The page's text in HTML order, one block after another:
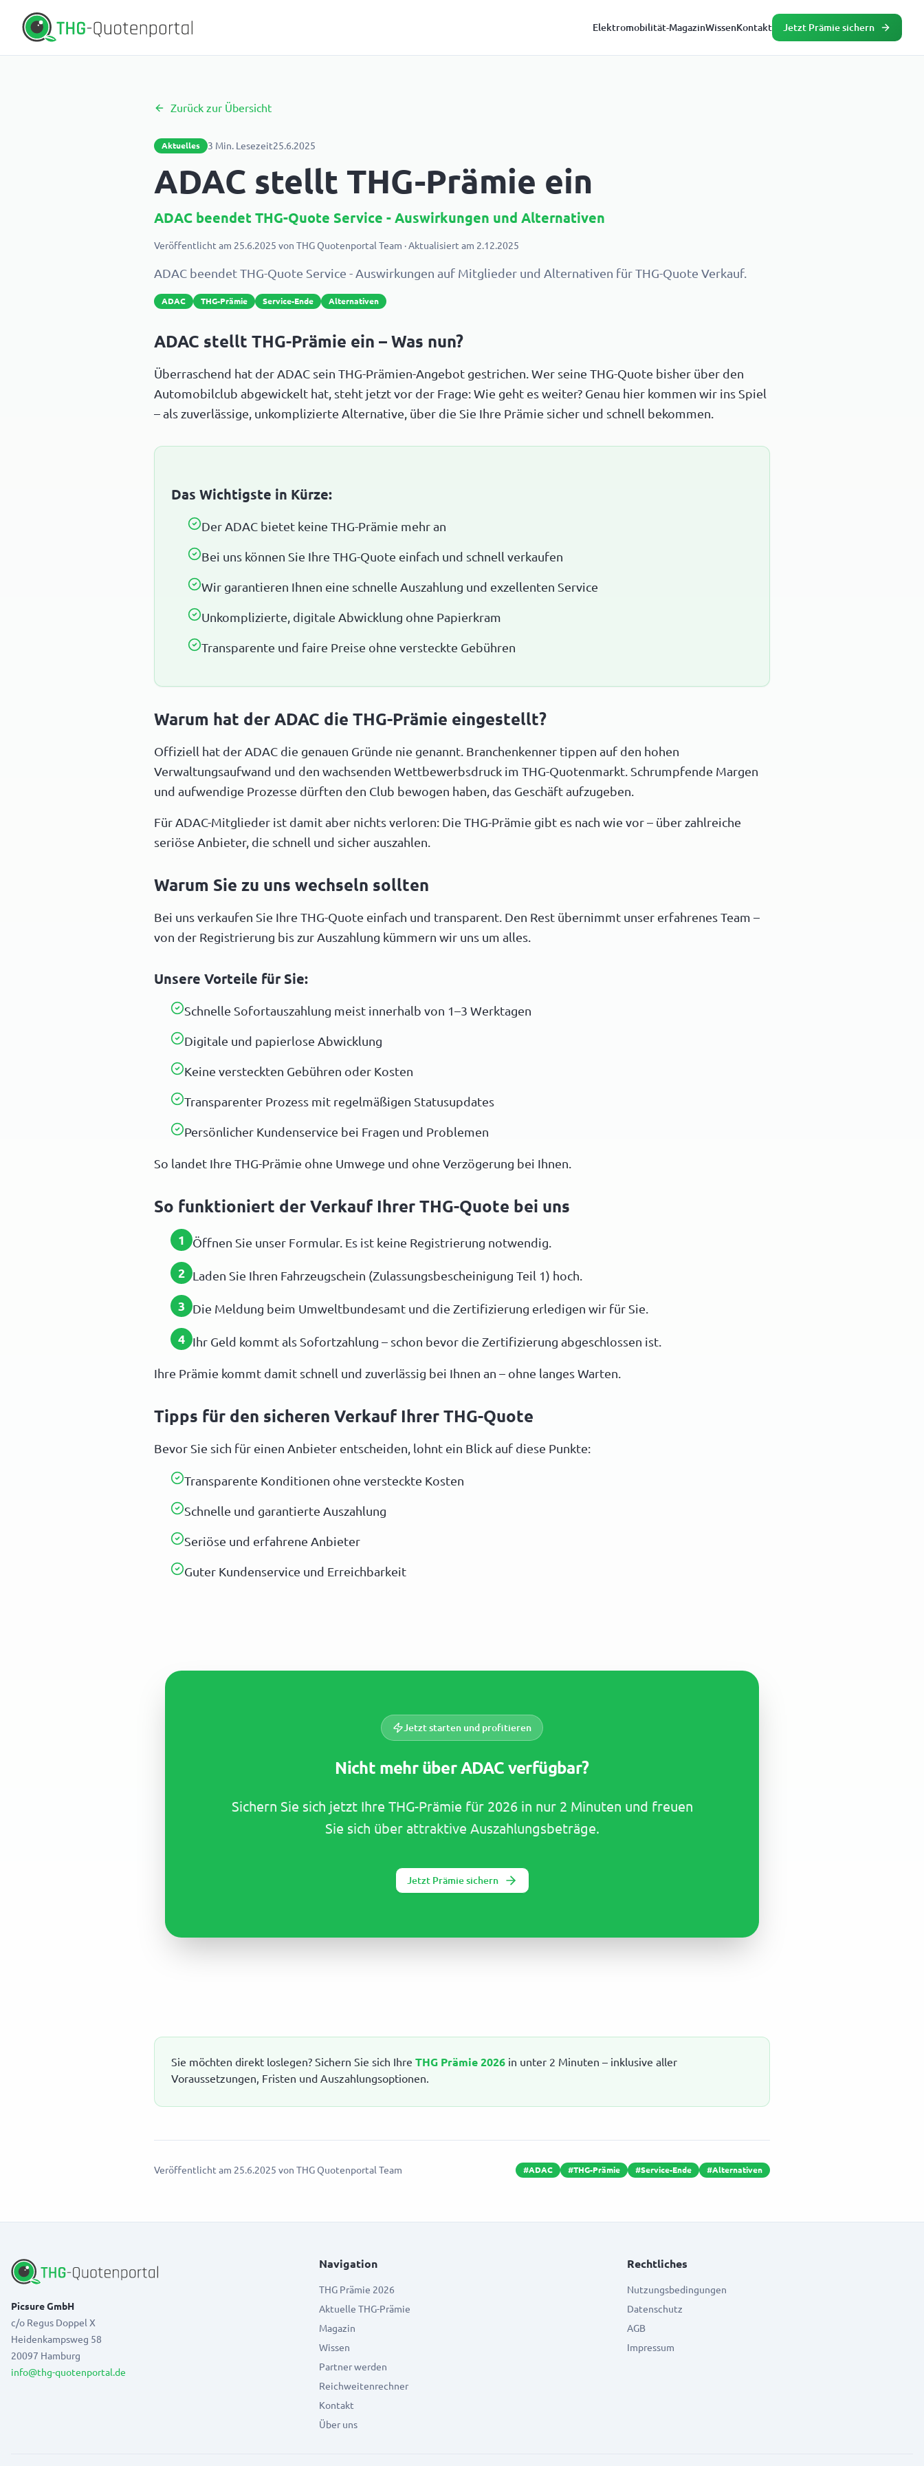
Elektromobilität-MagazinWissenKontakt Jetzt Prämie sichern
Zurück zur Übersicht
Aktuelles 3 Min. Lesezeit25.6.2025
ADAC stellt THG-Prämie ein
ADAC beendet THG-Quote Service - Auswirkungen und Alternativen
Veröffentlicht am 25.6.2025 von THG Quotenportal Team · Aktualisiert am 2.12.2025
ADAC beendet THG-Quote Service - Auswirkungen auf Mitglieder und Alternativen für THG-Quote Verkauf.
ADAC THG-Prämie Service-Ende Alternativen
ADAC stellt THG-Prämie ein – Was nun?
Überraschend hat der ADAC sein THG-Prämien-Angebot gestrichen. Wer seine THG-Quote bisher über den
Automobilclub abgewickelt hat, steht jetzt vor der Frage: Wie geht es weiter? Genau hier kommen wir ins Spiel
– als zuverlässige, unkomplizierte Alternative, über die Sie Ihre Prämie sicher und schnell bekommen.
Das Wichtigste in Kürze:
Der ADAC bietet keine THG-Prämie mehr an
Bei uns können Sie Ihre THG-Quote einfach und schnell verkaufen
Wir garantieren Ihnen eine schnelle Auszahlung und exzellenten Service
Unkomplizierte, digitale Abwicklung ohne Papierkram
Transparente und faire Preise ohne versteckte Gebühren
Warum hat der ADAC die THG-Prämie eingestellt?
Offiziell hat der ADAC die genauen Gründe nie genannt. Branchenkenner tippen auf den hohen
Verwaltungsaufwand und den wachsenden Wettbewerbsdruck im THG-Quotenmarkt. Schrumpfende Margen
und aufwendige Prozesse dürften den Club bewogen haben, das Geschäft aufzugeben.
Für ADAC-Mitglieder ist damit aber nichts verloren: Die THG-Prämie gibt es nach wie vor – über zahlreiche
seriöse Anbieter, die schnell und sicher auszahlen.
Warum Sie zu uns wechseln sollten
Bei uns verkaufen Sie Ihre THG-Quote einfach und transparent. Den Rest übernimmt unser erfahrenes Team –
von der Registrierung bis zur Auszahlung kümmern wir uns um alles.
Unsere Vorteile für Sie:
Schnelle Sofortauszahlung meist innerhalb von 1–3 Werktagen
Digitale und papierlose Abwicklung
Keine versteckten Gebühren oder Kosten
Transparenter Prozess mit regelmäßigen Statusupdates
Persönlicher Kundenservice bei Fragen und Problemen
So landet Ihre THG-Prämie ohne Umwege und ohne Verzögerung bei Ihnen.
So funktioniert der Verkauf Ihrer THG-Quote bei uns
1 Öffnen Sie unser Formular. Es ist keine Registrierung notwendig.
2 Laden Sie Ihren Fahrzeugschein (Zulassungsbescheinigung Teil 1) hoch.
3 Die Meldung beim Umweltbundesamt und die Zertifizierung erledigen wir für Sie.
4 Ihr Geld kommt als Sofortzahlung – schon bevor die Zertifizierung abgeschlossen ist.
Ihre Prämie kommt damit schnell und zuverlässig bei Ihnen an – ohne langes Warten.
Tipps für den sicheren Verkauf Ihrer THG-Quote
Bevor Sie sich für einen Anbieter entscheiden, lohnt ein Blick auf diese Punkte:
Transparente Konditionen ohne versteckte Kosten
Schnelle und garantierte Auszahlung
Seriöse und erfahrene Anbieter
Guter Kundenservice und Erreichbarkeit
Jetzt starten und profitieren
Nicht mehr über ADAC verfügbar?
Sichern Sie sich jetzt Ihre THG-Prämie für 2026 in nur 2 Minuten und freuen
Sie sich über attraktive Auszahlungsbeträge.
Jetzt Prämie sichern
Sie möchten direkt loslegen? Sichern Sie sich Ihre THG Prämie 2026 in unter 2 Minuten – inklusive aller
Voraussetzungen, Fristen und Auszahlungsoptionen.
Veröffentlicht am 25.6.2025 von THG Quotenportal Team #ADAC #THG-Prämie #Service-Ende #Alternativen
Picsure GmbH
c/o Regus Doppel X
Heidenkampsweg 58
20097 Hamburg
info@thg-quotenportal.de
Navigation
THG Prämie 2026
Aktuelle THG-Prämie
Magazin
Wissen
Partner werden
Reichweitenrechner
Kontakt
Über uns
Rechtliches
Nutzungsbedingungen
Datenschutz
AGB
Impressum